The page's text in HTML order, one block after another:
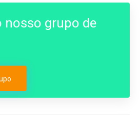
nosso grupo de